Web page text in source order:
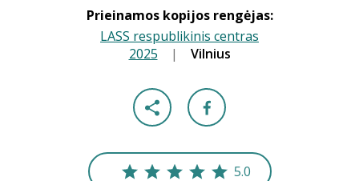
Prieinamos kopijos rengėjas:
LASS respublikinis centras
2025 | Vilnius
5.0